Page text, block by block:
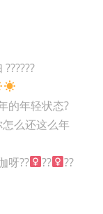
的年轻状态?
么还这么年
呀??‍
??‍ ??‍